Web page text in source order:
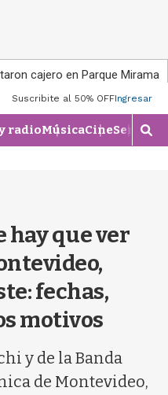
cajero en Parque Miramar
Suscribite al 50% OFFIngresar
radioMúsicaCineSeries
M
o
hay que ver
fechas,
motivos
y de la Banda
de Montevideo,